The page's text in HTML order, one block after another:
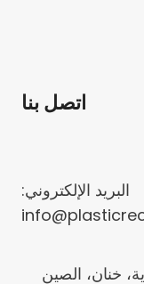
اتصل بنا
البريد الإلكتروني:
خنان، الصين